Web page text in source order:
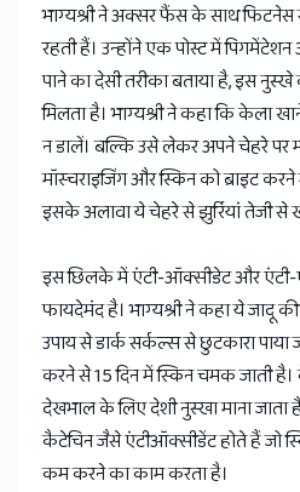
भाग्यश्री ने अक्सर फैंस के साथ फिटनेस
रहती हैं। उन्होंने एक पोस्ट में
पाने का देसी तरीका बताया है, इस
मिलता है। भाग्यश्री ने कहा कि केला
न डालें। बल्कि उसे लेकर अपने चेहरे पर
मॉस्चराइजिंग और स्किन को ब्राइट करने
इसके अलावा ये चेहरे से झुर्रियां तेजी से
इस छिलके में एंटी-ऑक्सीडेट और
फायदेमंद है। भाग्यश्री ने कहा ये जादू
उपाय से डार्क सर्कल्स से छुटकारा
करने से 15 दिन में स्किन चमक जाती
देखभाल के लिए देशी नुस्खा माना
कैटेचिन जैसे एंटीऑक्सीडेंट होते हैं जो
कम करने का काम करता है।